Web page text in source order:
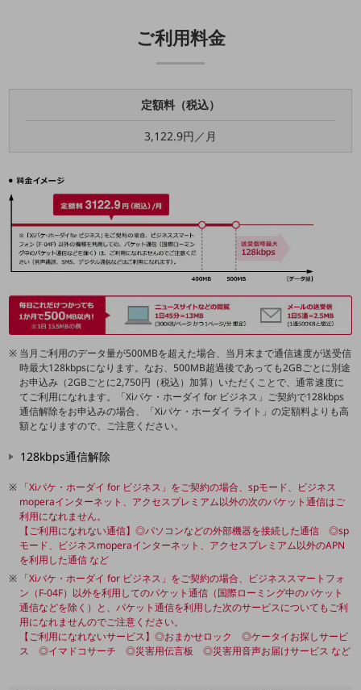
コミュニケーション・情報共有
業務効率化
災害対策
職場環境整備
セキュリティ対策
遠隔監視
顧客体験（CX）改善
自動化・省電化
業種・業態で探す
自治体
一次産業
医療・介護
観光
教育
モビリティ
ご利用料金
定額料（税込）
3,122.9円／月
当月ご利用のデータ量が500MBを超えた場合、当月末まで通信速度が送受信
時最大128kbpsになります。なお、500MB超過後であっても2GBごとに別途
お申込み（2GBごとに2,750円（税込）加算）いただくことで、通常速度に
てご利用になれます。「Xiパケ・ホーダイ for ビジネス」ご契約で128kbps
通信解除をお申込みの場合、「Xiパケ・ホーダイ ライト」の定額料よりも高
額となりますので、ご注意ください。
128kbps通信解除
「Xiパケ・ホーダイ for ビジネス」をご契約の場合、spモード、ビジネス
moperaインターネット、アクセスプレミアム以外の次のパケット通信はご
利用になれません。
【ご利用になれない通信】◎パソコンなどの外部機器を接続した通信 ◎sp
モード、ビジネスmoperaインターネット、アクセスプレミアム以外のAPN
を利用した通信 など
「Xiパケ・ホーダイ for ビジネス」をご契約の場合、ビジネススマートフォ
ン（F-04F）以外を利用してのパケット通信（国際ローミング中のパケット
通信などを除く）と、パケット通信を利用した次のサービスについてもご利
用になれませんのでご注意ください。
【ご利用になれないサービス】◎おまかせロック ◎ケータイお探しサービ
ス ◎イマドコサーチ ◎災害用伝言板 ◎災害用音声お届けサービス など